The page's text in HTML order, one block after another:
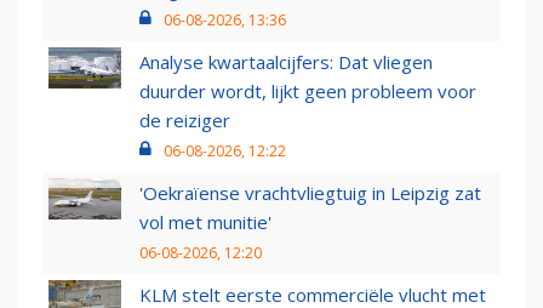
06-08-2026, 13:36
Analyse kwartaalcijfers: Dat vliegen
duurder wordt, lijkt geen probleem voor
de reiziger
06-08-2026, 12:22
'Oekraïense vrachtvliegtuig in Leipzig zat
vol met munitie'
06-08-2026, 12:20
KLM stelt eerste commerciële vlucht met